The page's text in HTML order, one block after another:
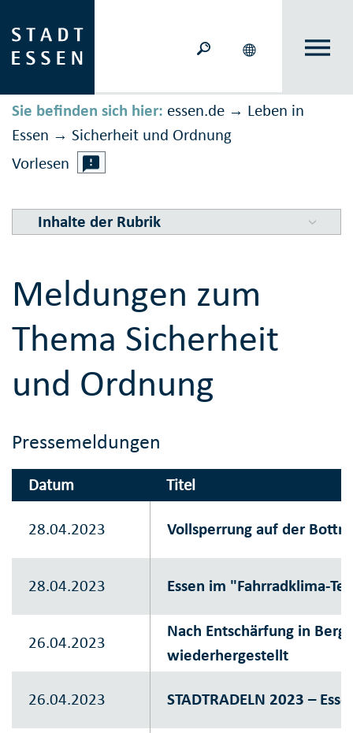
Sie befinden sich hier: essen.de → Leben in
Essen → Sicher­heit und Ord­nung
Vorlesen
Inhalte der Rubrik
Meldungen zum
Thema Sicherheit
und Ordnung
Pressemeldungen
Datum Titel
28.04.2023 Vollsperrung auf der
28.04.2023 Essen im "Fahrradklima-
26.04.2023
Nach Entschärfung in
wiederhergestellt
26.04.2023 STADTRADELN 2023 –